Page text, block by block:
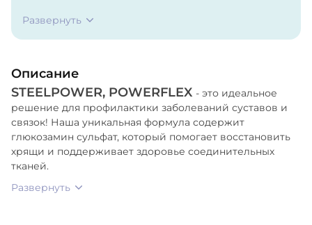
Антислеживающий агент - диоксид кремня
аморфный (Е 551). Содержание пищевых добавок: E
«Требования безопасности пищевых добавок,
ароматизаторов и технологических
вспомогательных средств».
Развернуть
Описание
STEELPOWER, POWERFLEX - это идеальное
решение для профилактики заболеваний суставов и
связок! Наша уникальная формула содержит
глюкозамин сульфат, который помогает восстановить
хрящи и поддерживает здоровье соединительных
тканей.
Развернуть